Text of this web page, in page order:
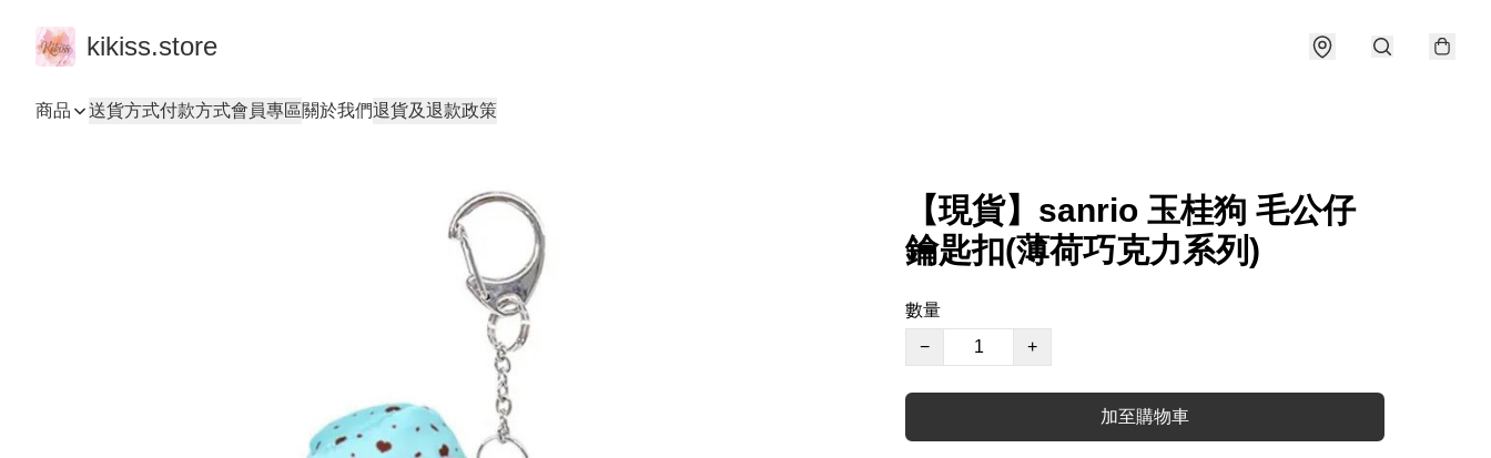
kikiss.store
商品 送貨方式付款方式會員專區關於我們退貨及退款政策
【現貨】sanrio 玉桂狗 毛公仔
鑰匙扣(薄荷巧克力系列)
數量
−
+
加至購物車